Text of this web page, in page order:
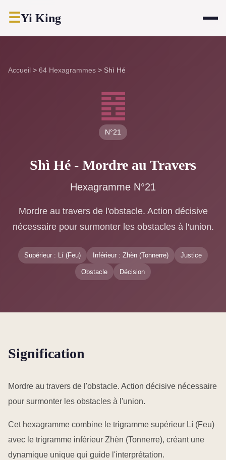
☰Yi King
Accueil > 64 Hexagrammes > Shì Hé
䷔
N°21
Shì Hé - Mordre au Travers
Hexagramme N°21
Mordre au travers de l'obstacle. Action décisive
nécessaire pour surmonter les obstacles à l'union.
Supérieur : Lí (Feu) Inférieur : Zhèn (Tonnerre) Justice
Obstacle Décision
Signification
Mordre au travers de l'obstacle. Action décisive nécessaire
pour surmonter les obstacles à l'union.
Cet hexagramme combine le trigramme supérieur Lí (Feu)
avec le trigramme inférieur Zhèn (Tonnerre), créant une
dynamique unique qui guide l'interprétation.